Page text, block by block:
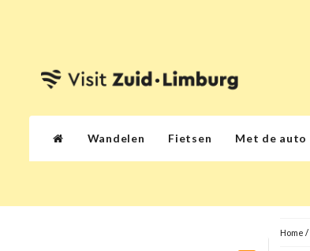
Wandelen Fietsen Met de auto
Home /